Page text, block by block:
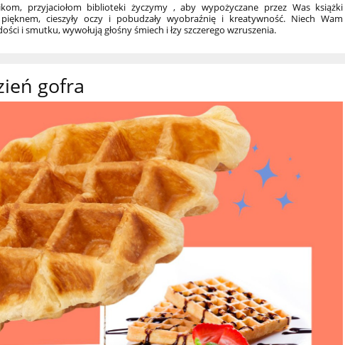
przyjaciołom biblioteki życzymy , aby wypożyczane przez Was książki
cieszyły oczy i pobudzały wyobraźnię i kreatywność. Niech Wam
i smutku, wywołują głośny śmiech i łzy szczerego wzruszenia.
gofra